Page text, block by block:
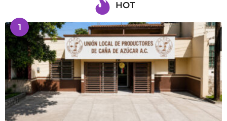
HOT
1